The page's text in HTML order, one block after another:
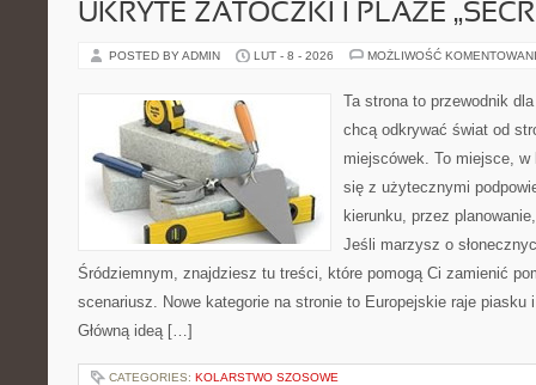
UKRYTE ZATOCZKI I PLAŻE
POSTED BY ADMIN LUT - 8 - 2026 MOŻLIWOŚĆ
Ta strona to przewodnik
chcą odkrywać świat od
miejscówek. To miejsce,
się z użytecznymi
kierunku, przez
Jeśli marzysz o
Śródziemnym, znajdziesz tu treści, które pomogą Ci zamienić
scenariusz. Nowe kategorie na stronie to Europejskie raje piasku
Główną ideą […]
CATEGORIES: KOLARSTWO SZOSOWE